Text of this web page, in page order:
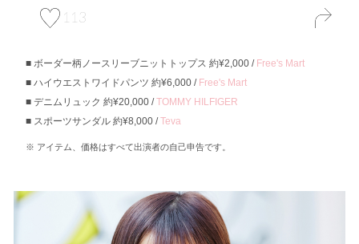
113
ボーダー柄ノースリーブニットトップス 約¥2,000 / Free's Mart
ハイウエストワイドパンツ 約¥6,000 / Free's Mart
デニムリュック 約¥20,000 /TOMMY HILFIGER
スポーツサンダル 約¥8,000 /Teva
アイテム、価格はすべて出演者の自己申告です。